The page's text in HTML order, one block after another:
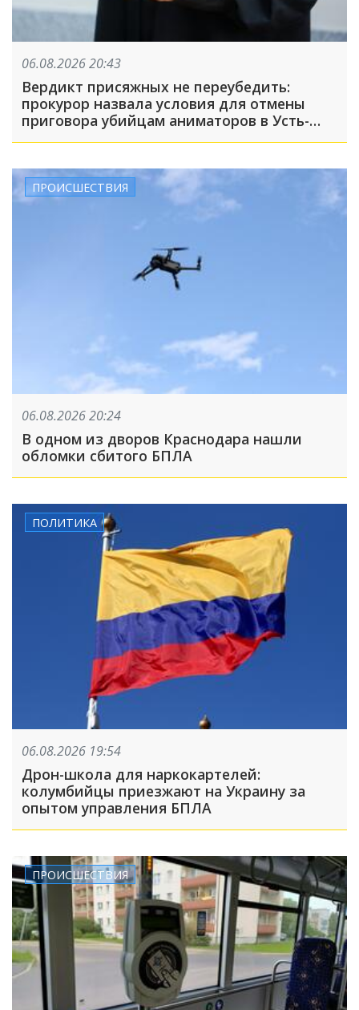
06.08.2026 20:43
Вердикт присяжных не переубедить:
прокурор назвала условия для отмены
приговора убийцам аниматоров в Усть-
ПРОИСШЕСТВИЯ
06.08.2026 20:24
В одном из дворов Краснодара нашли
обломки сбитого БПЛА
ПОЛИТИКА
06.08.2026 19:54
Дрон-школа для наркокартелей:
колумбийцы приезжают на Украину за
опытом управления БПЛА
ПРОИСШЕСТВИЯ